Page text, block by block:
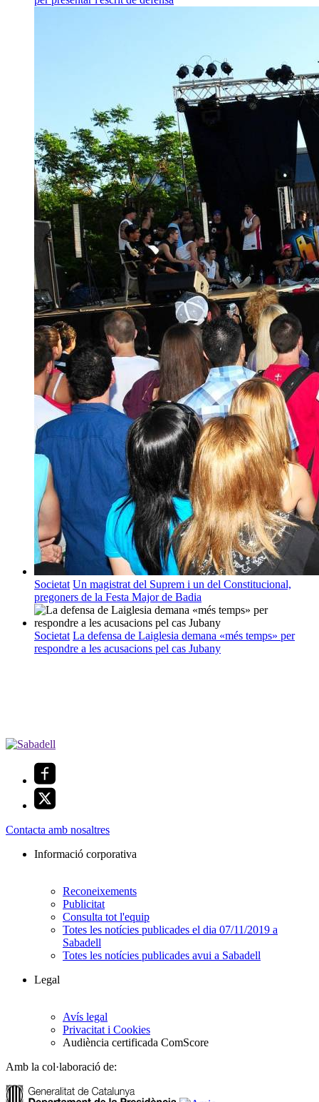
Societat Un magistrat del Suprem i un del Constitucional,
pregoners de la Festa Major de Badia
Societat La defensa de Laiglesia demana «més temps» per
respondre a les acusacions pel cas Jubany
Contacta amb nosaltres
Informació corporativa
Reconeixements
Publicitat
Consulta tot l'equip
Totes les notícies publicades el dia 07/11/2019 a
Sabadell
Totes les notícies publicades avui a Sabadell
Legal
Avís legal
Privacitat i Cookies
Audiència certificada ComScore
Amb la col·laboració de: